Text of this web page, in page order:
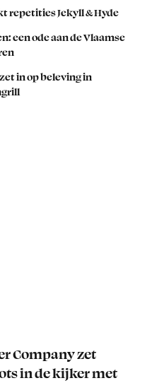
repetities Jekyll & Hyde
een ode aan de Vlaamse
in op beleving in
Company zet
in de kijker met